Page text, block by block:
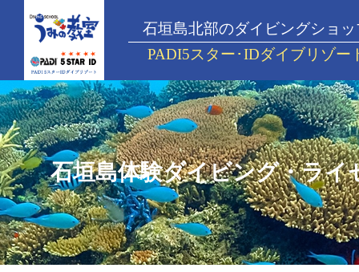
石垣島北部のダイビングショッ
PADI5スター･IDダイブリゾー
石垣島体験ダイビング・ライ